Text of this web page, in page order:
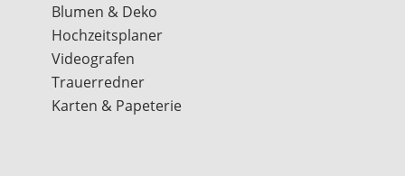
Blumen & Deko
Hochzeitsplaner
Videografen
Trauerredner
Karten & Papeterie